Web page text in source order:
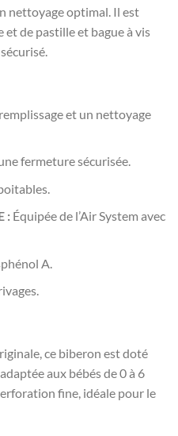
nettoyage optimal. Il est
et de pastille et bague à vis
et un nettoyage
fermeture sécurisée.
:Équipée de l’Air System avec
A.
ce biberon est doté
aux bébés de 0 à 6
fine, idéale pour le